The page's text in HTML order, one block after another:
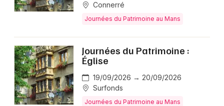
Connerré
Journées du Patrimoine au Mans
Journées du Patrimoine :
Église
19/09/2026 → 20/09/2026
Surfonds
Journées du Patrimoine au Mans